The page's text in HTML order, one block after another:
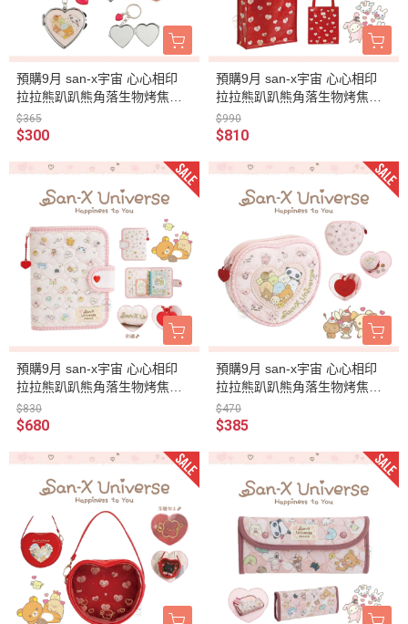
預購9月 san-x宇宙 心心相印
拉拉熊趴趴熊角落生物烤焦麵
包 愛心鏡子 鑰匙圈
$365
$300
預購9月 san-x宇宙 心心相印
拉拉熊趴趴熊角落生物烤焦麵
包 仿皮刺繡 A4資料袋
$990
$810
預購9月 san-x宇宙 心心相印
拉拉熊趴趴熊角落生物烤焦麵
包 絎縫刺繡 6孔活頁本
$830
$680
預購9月 san-x宇宙 心心相印
拉拉熊趴趴熊角落生物烤焦麵
包 絎縫刺繡 愛心零錢包
$470
$385